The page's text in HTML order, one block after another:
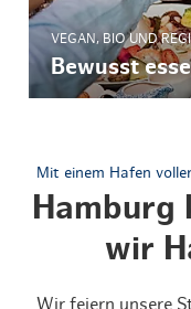
VEGAN, BIO UND
Bewusst
Mit einem Hafen
Hamburg
wir
Wir feiern unsere